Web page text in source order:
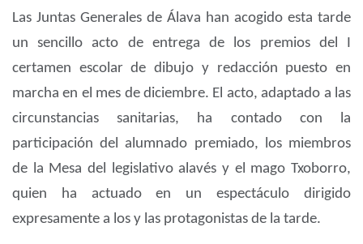
Las Juntas Generales de Álava han acogido esta tarde
un sencillo acto de entrega de los premios del I
certamen escolar de dibujo y redacción puesto en
marcha en el mes de diciembre. El acto, adaptado a las
circunstancias sanitarias, ha contado con la
participación del alumnado premiado, los miembros
de la Mesa del legislativo alavés y el mago Txoborro,
quien ha actuado en un espectáculo dirigido
expresamente a los y las protagonistas de la tarde.